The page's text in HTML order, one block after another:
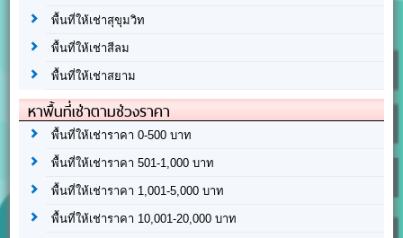
พื้นที่ให้เช่าสุขุมวิท
พื้นที่ให้เช่าสีลม
พื้นที่ให้เช่าสยาม
หาพื้นที่เช่าตามช่วงราคา
พื้นที่ให้เช่าราคา 0-500 บาท
พื้นที่ให้เช่าราคา 501-1,000 บาท
พื้นที่ให้เช่าราคา 1,001-5,000 บาท
พื้นที่ให้เช่าราคา 10,001-20,000 บาท